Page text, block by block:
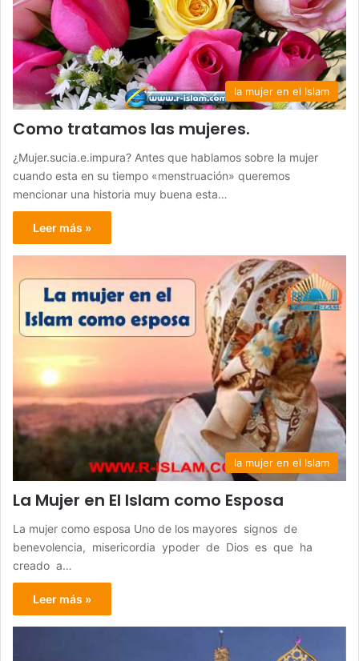
la mujer en el Islam
Como tratamos las mujeres.
¿Mujer.sucia.e.impura? Antes que hablamos sobre la mujer
cuando esta en su tiempo «menstruación» queremos
mencionar una historia muy buena esta…
Leer más »
la mujer en el Islam
La Mujer en El Islam como Esposa
La mujer como esposa Uno de los mayores signos de
benevolencia, misericordia ypoder de Dios es que ha
creado a…
Leer más »